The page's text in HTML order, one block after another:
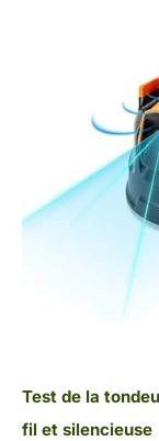
Test de la
fil et silencieuse